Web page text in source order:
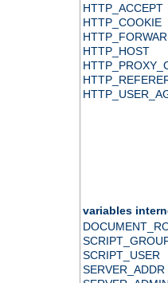
HTTP_ACCEPT
HTTP_COOKIE
HTTP_HOST
variables
SCRIPT_USER
SERVER_ADDR